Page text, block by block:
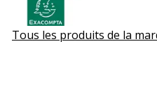
Tous les produits de la